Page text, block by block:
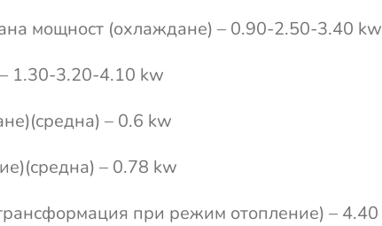
мощност (охлаждане) – 0.90-2.50-3.40 kw
1.30-3.20-4.10 kw
– 0.6 kw
– 0.78 kw
при режим отопление) – 4.40